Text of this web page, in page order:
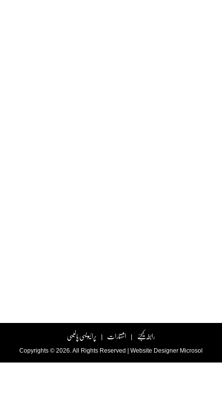
رابطہ کیجئے اشتہارات پرائیویسی پالیسی
Copyrights © 2026. All Rights Reserved | Website Designer Microsol